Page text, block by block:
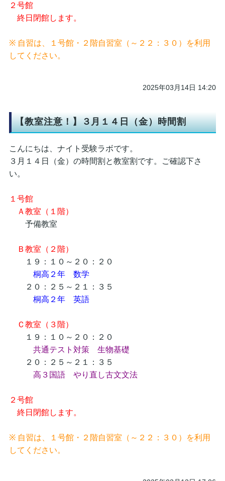
２号館
終日閉館します。
※ 自習は、１号館・２階自習室（～２２：３０）を利用
してください。
2025年03月14日 14:20
【教室注意！】３月１４日（金）時間割
こんにちは、ナイト受験ラボです。
３月１４日（金）の時間割と教室割です。ご確認下さ
い。
１号館
Ａ教室（１階）
予備教室
Ｂ教室（２階）
１９：１０～２０：２０
桐高２年 数学
２０：２５～２１：３５
桐高２年 英語
Ｃ教室（３階）
１９：１０～２０：２０
共通テスト対策 生物基礎
２０：２５～２１：３５
高３国語 やり直し古文文法
２号館
終日閉館します。
※ 自習は、１号館・２階自習室（～２２：３０）を利用
してください。